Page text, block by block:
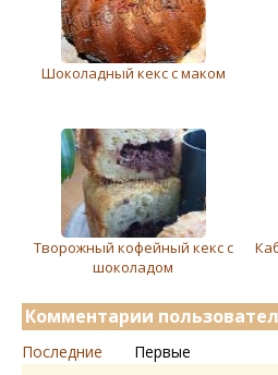
Шоколадный кекс с маком
Творожный кофейный кекс с
шоколадом
Комментарии
Последние Первые